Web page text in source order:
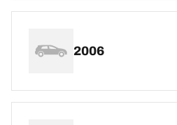
2006